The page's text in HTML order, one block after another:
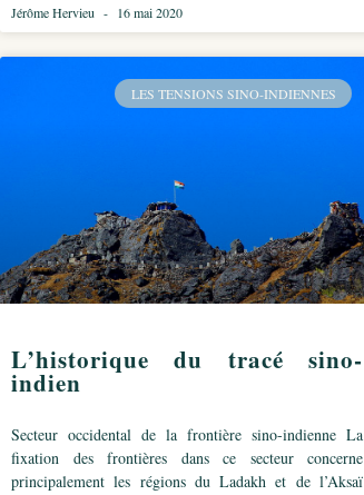
Jérôme Hervieu 16 mai 2020
LES TENSIONS SINO-INDIENNES
L’historique du tracé sino-
indien
Secteur occidental de la frontière sino-indienne La
fixation des frontières dans ce secteur concerne
principalement les régions du Ladakh et de l’Aksaï